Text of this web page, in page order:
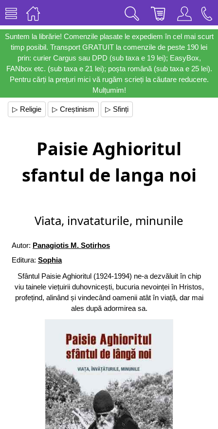
Suntem la librărie! Comenzile plasate le expediem în cel mai scurt
timp posibil. Transport GRATUIT la comenzile de peste 190 lei
prin: curier Cargus sau DPD (sub taxa e 19 lei); EasyBox,
FANbox etc. (sub taxa e 21 lei); poșta română (sub taxa e 25 lei).
Pentru cărți la prețuri mici vă rugăm scrieți la căutare reducere.
Mulțumim!
▷ Religie ▷ Creștinism ▷ Sfinți
Paisie Aghioritul
sfantul de langa noi
Viata, invataturile, minunile
Autor: Panagiotis M. Sotirhos
Editura: Sophia
Sfântul Paisie Aghioritul (1924‑1994) ne‑a dezvăluit în chip
viu tainele viețuirii duhovnicești, bucuria nevoinței în Hristos,
pro­fețind, alinând și vindecând oamenii atât în viață, dar mai
ales după adormirea sa.